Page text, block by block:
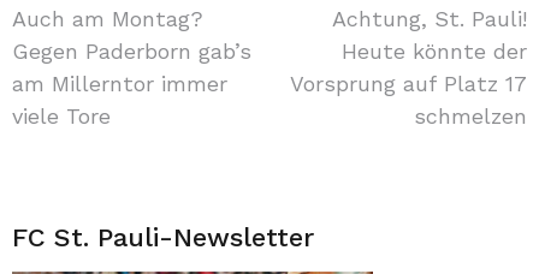
Beitragsnavigation
Auch am Montag?
Gegen Paderborn gab’s
am Millerntor immer
viele Tore
Achtung, St. Pauli!
Heute könnte der
Vorsprung auf Platz 17
schmelzen
FC St. Pauli-Newsletter